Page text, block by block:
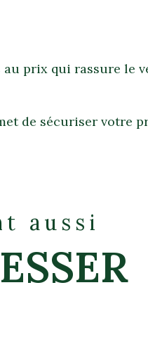
prix qui rassure le
de sécuriser votre
aussi